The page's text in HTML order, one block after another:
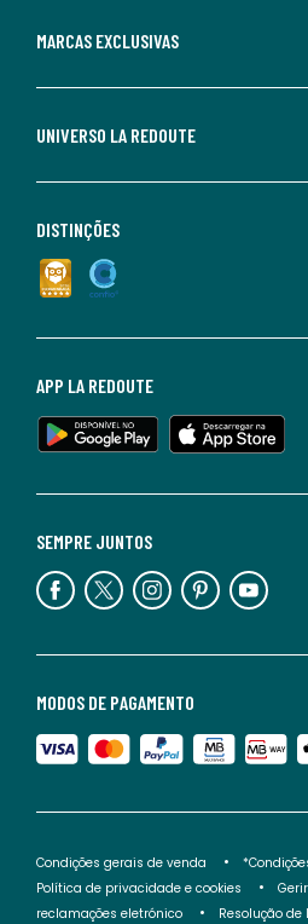
MARCAS EXCLUSIVAS
UNIVERSO LA REDOUTE
MODOS DE PAGAMENTO
SEMPRE JUNTOS
APP LA REDOUTE
DISTINÇÕES
Condições gerais de venda
Política de privacidade e cookies
reclamações eletrónico
Resolução